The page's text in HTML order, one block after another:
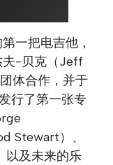
一把电吉他，
夫-贝克（Jeff
体合作，并于
行了第一张专
Stewart）、
以及未来的乐